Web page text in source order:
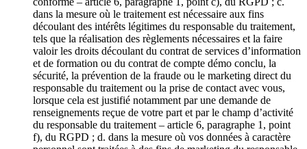
dans la mesure où le traitement est nécessaire aux fins
découlant des intérêts légitimes du responsable du traitement,
tels que la réalisation des règlements nécessaires et la faire
valoir les droits découlant du contrat de services d’information
et de formation ou du contrat de compte démo conclu, la
sécurité, la prévention de la fraude ou le marketing direct du
responsable du traitement ou la prise de contact avec vous,
lorsque cela est justifié notamment par une demande de
renseignements reçue de votre part et par le champ d’activité
du responsable du traitement – article 6, paragraphe 1, point
f), du RGPD ; d. dans la mesure où vos données à caractère